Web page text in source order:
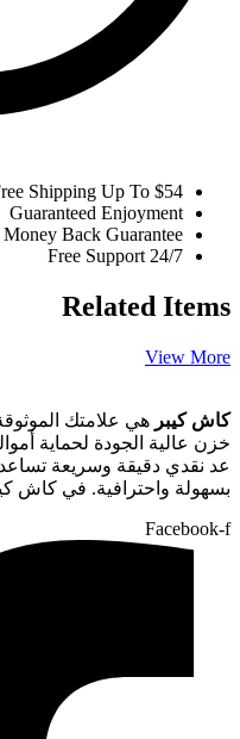
Shipping Up To $54
Guaranteed Enjoyment
Money Back Guarantee
Free Support 24/7
Related Items
View More
كاش كيبر هي علامتك
خزن عالية الجودة لحماية
عد نقدي دقيقة وسريعة
بسهولة واحترافية. في كاش
Facebook-f